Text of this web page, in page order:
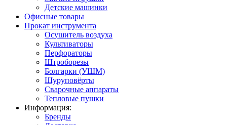
Детские машинки
Офисные товары
Прокат инструмента
Осушитель воздуха
Культиваторы
Перфораторы
Штроборезы
Болгарки (УШМ)
Шуруповёрты
Сварочные аппараты
Тепловые пушки
Информация:
Бренды